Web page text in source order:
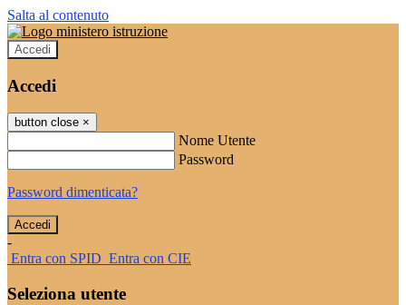
Salta al contenuto
Accedi
Accedi
button close ×
Nome Utente
Password
Password dimenticata?
-
Entra con SPID Entra con CIE
Seleziona utente